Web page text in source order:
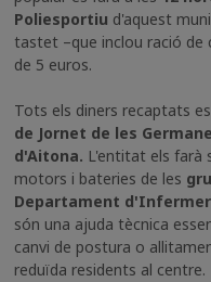
Poliesportiu d'aquest
tastet –que inclou ració de
de 5 euros.
Tots els diners recaptats
de Jornet de les
d'Aitona. L'entitat els farà
motors i bateries de les
Departament
són una ajuda tècnica
canvi de postura o
reduïda residents al centre.